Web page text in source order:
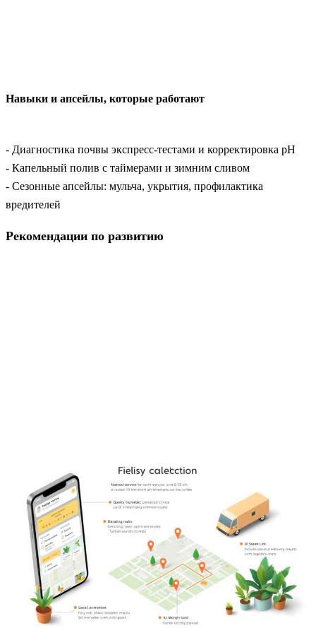
Навыки и апсейлы, которые работают
- Диагностика почвы экспресс-тестами и корректировка pH
- Капельный полив с таймерами и зимним сливом
- Сезонные апсейлы: мульча, укрытия, профилактика
вредителей
Рекомендации по развитию